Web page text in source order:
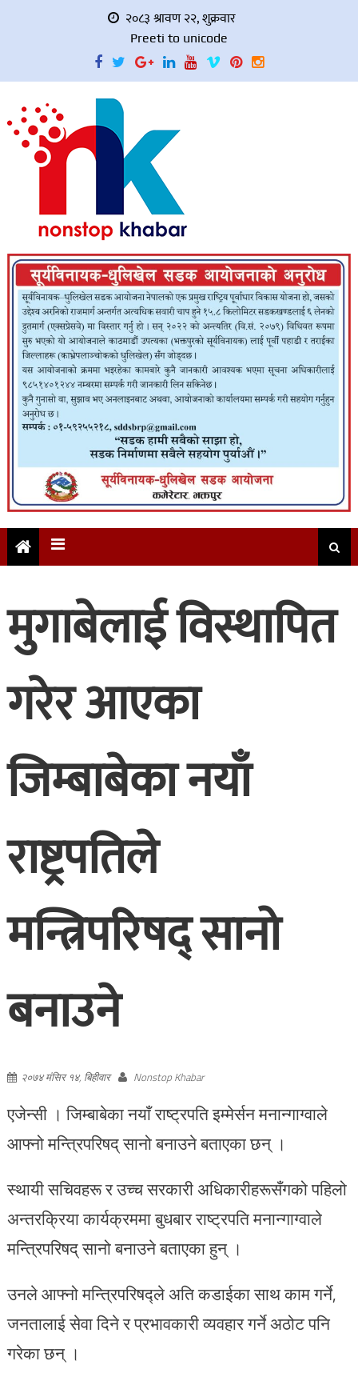
२०८३ श्रावण २२, शुक्रवार
Preeti to unicode
मुगाबेलाई विस्थापित
गरेर आएका
जिम्बाबेका नयाँ
राष्ट्रपतिले
मन्त्रिपरिषद् सानो
बनाउने
२०७४ मंसिर १४, बिहीवार Nonstop Khabar
एजेन्सी । जिम्बाबेका नयाँ राष्ट्रपति इम्मेर्सन मनान्गाग्वाले
आफ्नो मन्त्रिपरिषद् सानो बनाउने बताएका छन् ।
स्थायी सचिवहरू र उच्च सरकारी अधिकारीहरूसँगको पहिलो
अन्तरक्रिया कार्यक्रममा बुधबार राष्ट्रपति मनान्गाग्वाले
मन्त्रिपरिषद् सानो बनाउने बताएका हुन् ।
उनले आफ्नो मन्त्रिपरिषद्ले अति कडाईका साथ काम गर्ने,
जनतालाई सेवा दिने र प्रभावकारी व्यवहार गर्ने अठोट पनि
गरेका छन् ।